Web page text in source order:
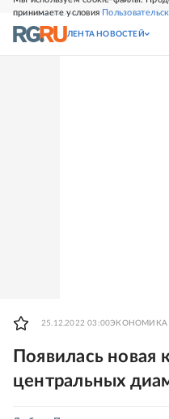
принимаете условия
СВЕЖИЙ НОМЕР
ЛЕНТА НОВОСТЕЙ
25.12.2022 03:00ЭКОНОМИКА
Появилась новая
центральных